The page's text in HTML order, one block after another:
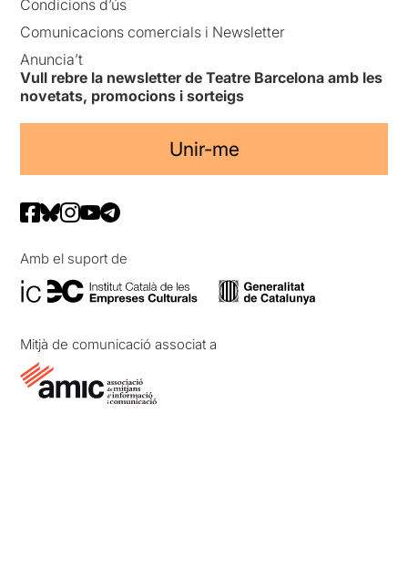
Condicions d’ús
Comunicacions comercials i Newsletter
Anuncia’t
Vull rebre la newsletter de Teatre Barcelona amb les
novetats, promocions i sorteigs
Unir-me
Amb el suport de
Mitjà de comunicació associat a